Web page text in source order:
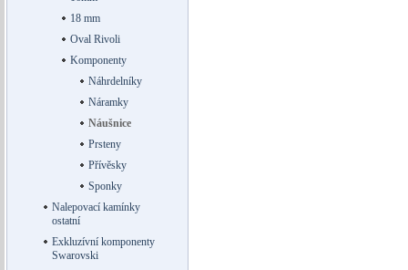
18 mm
Oval Rivoli
Komponenty
Náhrdelníky
Náramky
Náušnice
Prsteny
Přívěsky
Sponky
Nalepovací kamínky
ostatní
Exkluzívní komponenty
Swarovski